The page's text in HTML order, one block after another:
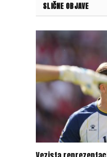
SLIČNE OBJAVE